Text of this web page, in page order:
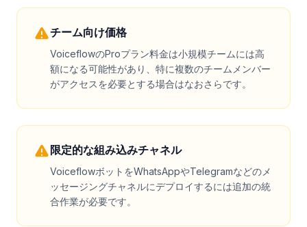
チーム向け価格
VoiceflowのProプラン料金は小規模チームには高
額になる可能性があり、特に複数のチームメンバー
がアクセスを必要とする場合はなおさらです。
限定的な組み込みチャネル
VoiceflowボットをWhatsAppやTelegramなどのメ
ッセージングチャネルにデプロイするには追加の統
合作業が必要です。